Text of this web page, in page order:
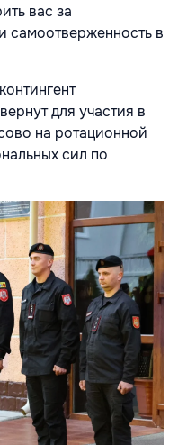
вас за
самоотверженность в
для участия в
на ротационной
сил по